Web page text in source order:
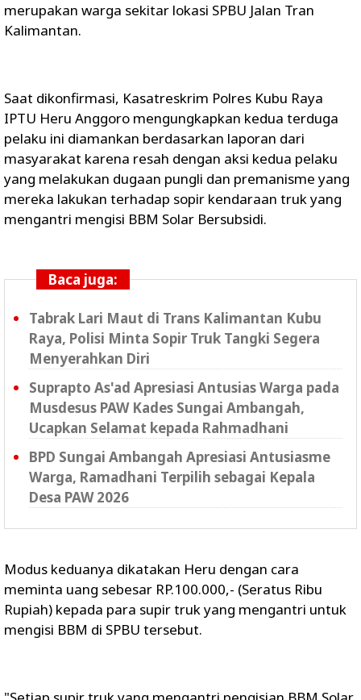
merupakan warga sekitar lokasi SPBU Jalan Tran
Kalimantan.
Saat dikonfirmasi, Kasatreskrim Polres Kubu Raya
IPTU Heru Anggoro mengungkapkan kedua terduga
pelaku ini diamankan berdasarkan laporan dari
masyarakat karena resah dengan aksi kedua pelaku
yang melakukan dugaan pungli dan premanisme yang
mereka lakukan terhadap sopir kendaraan truk yang
mengantri mengisi BBM Solar Bersubsidi.
Baca juga:
Tabrak Lari Maut di Trans Kalimantan Kubu
Raya, Polisi Minta Sopir Truk Tangki Segera
Menyerahkan Diri
Suprapto As'ad Apresiasi Antusias Warga pada
Musdesus PAW Kades Sungai Ambangah,
Ucapkan Selamat kepada Rahmadhani
BPD Sungai Ambangah Apresiasi Antusiasme
Warga, Ramadhani Terpilih sebagai Kepala
Desa PAW 2026
Modus keduanya dikatakan Heru dengan cara
meminta uang sebesar RP.100.000,- (Seratus Ribu
Rupiah) kepada para supir truk yang mengantri untuk
mengisi BBM di SPBU tersebut.